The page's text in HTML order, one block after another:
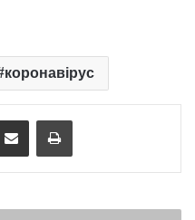
коронавірус
Надіслати електронною поштоюНадрукувати